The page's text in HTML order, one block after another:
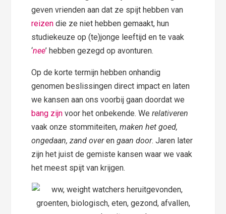
geven vrienden aan dat ze spijt hebben van
reizen die ze niet hebben gemaakt, hun
studiekeuze op (te)jonge leeftijd en te vaak
‘nee’ hebben gezegd op avonturen.
Op de korte termijn hebben onhandig
genomen beslissingen direct impact en laten
we kansen aan ons voorbij gaan doordat we
bang zijn voor het onbekende. Werelativeren
vaak onze stommiteiten, maken het goed,
ongedaan, zand overengaan door. Jaren later
zijn het juist de gemiste kansen waar we vaak
het meest spijt van krijgen.